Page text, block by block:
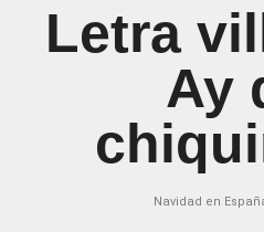
Letra
Ay
Navidad en